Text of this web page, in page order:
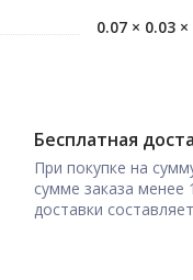
0.07 × 0.03
Бесплатная
При покупке на
сумме заказа менее
доставки